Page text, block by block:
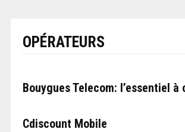
OPÉRATEURS
Bouygues Telecom: l’essentiel à
Cdiscount Mobile